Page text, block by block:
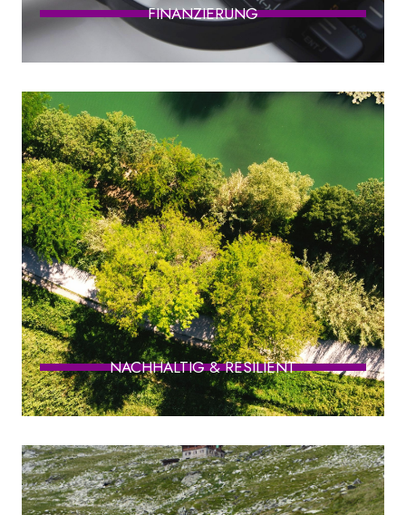
FINANZIERUNG
NACHHALTIG & RESILIENT